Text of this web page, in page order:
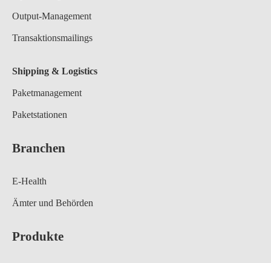
Output-Management
Transaktionsmailings
Shipping & Logistics
Paketmanagement
Paketstationen
Branchen
E-Health
Ämter und Behörden
Produkte